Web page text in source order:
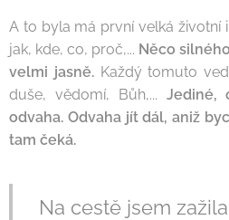
A to byla má první velká životní
jak, kde, co, proč,... Něco
velmi jasně.Každý tomuto
duše, vědomí, Bůh,... Jediné,
odvaha. Odvaha jít dál, aniž
tam čeká.
Na cestě jsem